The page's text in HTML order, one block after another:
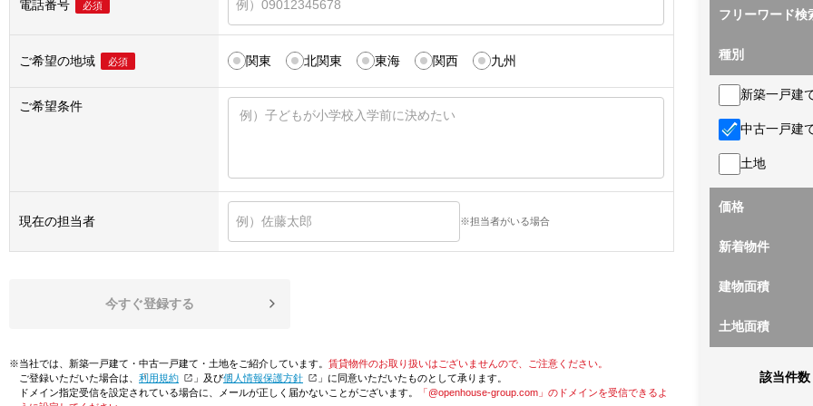
電話番号 必須
ご希望の地域 必須 関東 北関東 東海 関西 九州
ご希望条件
現在の担当者 ※担当者がいる場合
今すぐ登録する
※当社では、新築一戸建て・中古一戸建て・土地をご紹介しています。 賃貸物件のお取り扱いはございませんので、ご注意ください。
ご登録いただいた場合は、「利用規約 」及び「個人情報保護方針
」に同意いただいたものとして承ります。
ドメイン指定受信を設定されている場合に、メールが正しく届かないことがございます。
「@openhouse-group.com」のドメインを受信できるよ
フリーワード検
種別
新築一戸建
中古一戸建
土地
価格
新着物件
建物面積
土地面積
該当件数